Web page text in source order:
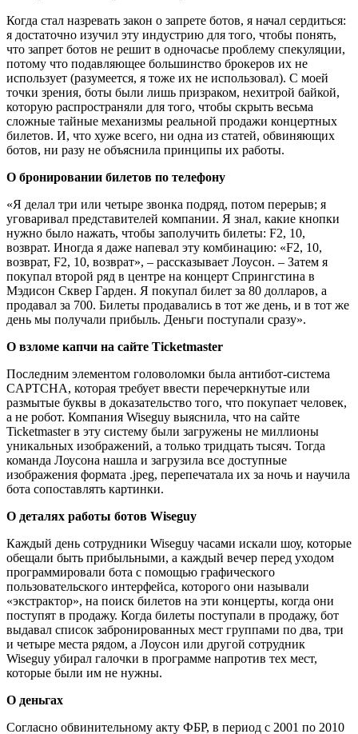
Когда стал назревать закон о запрете ботов, я начал сердиться:
я достаточно изучил эту индустрию для того, чтобы понять,
что запрет ботов не решит в одночасье проблему спекуляции,
потому что подавляющее большинство брокеров их не
использует (разумеется, я тоже их не использовал). С моей
точки зрения, боты были лишь призраком, нехитрой байкой,
которую распространяли для того, чтобы скрыть весьма
сложные тайные механизмы реальной продажи концертных
билетов. И, что хуже всего, ни одна из статей, обвиняющих
ботов, ни разу не объяснила принципы их работы.
О бронировании билетов по телефону
«Я делал три или четыре звонка подряд, потом перерыв; я
уговаривал представителей компании. Я знал, какие кнопки
нужно было нажать, чтобы заполучить билеты: F2, 10,
возврат. Иногда я даже напевал эту комбинацию: «F2, 10,
возврат, F2, 10, возврат», – рассказывает Лоусон. – Затем я
покупал второй ряд в центре на концерт Спрингстина в
Мэдисон Сквер Гарден. Я покупал билет за 80 долларов, а
продавал за 700. Билеты продавались в тот же день, и в тот же
день мы получали прибыль. Деньги поступали сразу».
О взломе капчи на сайте Ticketmaster
Последним элементом головоломки была антибот-система
CAPTCHA, которая требует ввести перечеркнутые или
размытые буквы в доказательство того, что покупает человек,
а не робот. Компания Wiseguy выяснила, что на сайте
Ticketmaster в эту систему были загружены не миллионы
уникальных изображений, а только тридцать тысяч. Тогда
команда Лоусона нашла и загрузила все доступные
изображения формата .jpeg, перепечатала их за ночь и научила
бота сопоставлять картинки.
О деталях работы ботов Wiseguy
Каждый день сотрудники Wiseguy часами искали шоу, которые
обещали быть прибыльными, а каждый вечер перед уходом
программировали бота с помощью графического
пользовательского интерфейса, которого они называли
«экстрактор», на поиск билетов на эти концерты, когда они
поступят в продажу. Когда билеты поступали в продажу, бот
выдавал список забронированных мест группами по два, три
и четыре места рядом, а Лоусон или другой сотрудник
Wiseguy убирал галочки в программе напротив тех мест,
которые были им не нужны.
О деньгах
Согласно обвинительному акту ФБР, в период с 2001 по 2010